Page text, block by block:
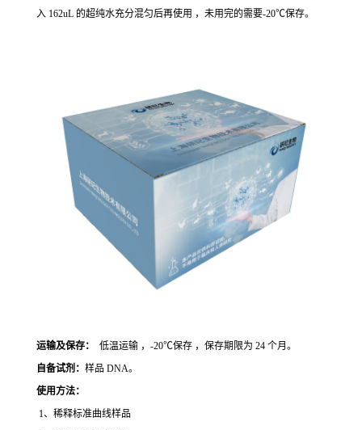
入 162uL 的超纯水充分混匀后再使用 ，未用完的需要-20℃保存。
运输及保存：
低温运输 ，-20℃保存 ，保存期限为 24 个月。
自备试剂： 样品 DNA。
使用方法：
1、稀释标准曲线样品